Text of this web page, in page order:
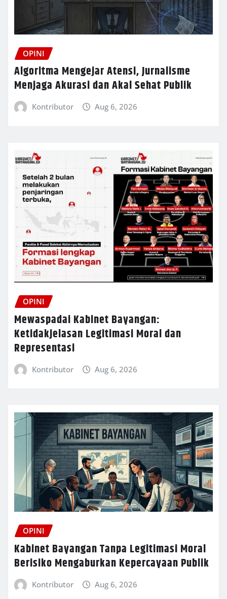
OPINI
Algoritma Mengejar Atensi, Jurnalisme
Menjaga Akurasi dan Akal Sehat Publik
Kontributor Aug 6, 2026
OPINI
Mewaspadai Kabinet Bayangan:
Ketidakjelasan Legitimasi Moral dan
Representasi
Kontributor Aug 6, 2026
OPINI
Kabinet Bayangan Tanpa Legitimasi Moral
Berisiko Mengaburkan Kepercayaan Publik
Kontributor Aug 6, 2026